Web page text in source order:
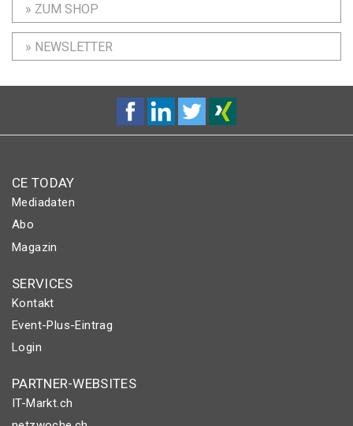
» ZUM SHOP
» NEWSLETTER
CE TODAY
Mediadaten
Abo
Magazin
SERVICES
Kontakt
Event-Plus-Eintrag
Login
PARTNER-WEBSITES
IT-Markt.ch